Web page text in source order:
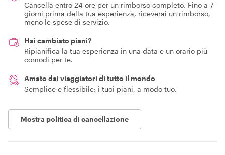
Cancella entro 24 ore per un rimborso completo. Fino a 7
giorni prima della tua esperienza, riceverai un rimborso,
meno le spese di servizio.
Hai cambiato piani?
Ripianifica la tua esperienza in una data e un orario più
comodi per te.
Amato dai viaggiatori di tutto il mondo
Semplice e flessibile: i tuoi piani, a modo tuo.
Mostra politica di cancellazione